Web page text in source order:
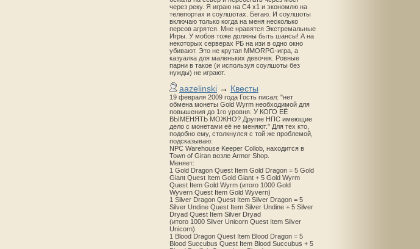
через реку. Я играю на С4 х1 и экономлю на
телепортах и соулшотах. Бегаю. И соулшоты
включаю только когда на меня несколько
персов агрятся. Мне нравятся Экстремальные
Игры. У мобов тоже должны быть шансы! А на
некоторых серверах РБ на изи в одно окно
убивают. Это не крутая MMORPG-игра, а
казуалка для маленьких девочек. Ровные
парни в такое (и используя соулшоты без
нужды) не играют.
aazelinski → Квесты
19 февраля 2009 года Гость писал: "нет
обмена монеты Gold Wyrm необходимой для
повышения до 1го уровня. У КОГО ЕЁ
ВЫМЕНЯТЬ МОЖНО? Другие НПС имеющие
дело с монетами её не меняют." Для тех кто,
подобно ему, столкнулся с той же проблемой,
подсказываю:
NPC Warehouse Keeper Collob, находится в
Town of Giran возле Armor Shop.
Меняет:
1 Gold Dragon Quest Item Gold Dragon = 5 Gold
Giant Quest Item Gold Giant + 5 Gold Wyrm
Quest Item Gold Wyrm (итого 1000 Gold
Wyvern Quest Item Gold Wyvern)
1 Silver Dragon Quest Item Silver Dragon = 5
Silver Undine Quest Item Silver Undine + 5 Silver
Dryad Quest Item Silver Dryad
(итого 1000 Silver Unicorn Quest Item Silver
Unicorn)
1 Blood Dragon Quest Item Blood Dragon = 5
Blood Succubus Quest Item Blood Succubus + 5